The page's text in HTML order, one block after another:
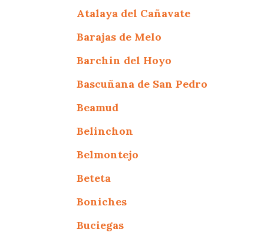
Atalaya del Cañavate
Barajas de Melo
Barchin del Hoyo
Bascuñana de San Pedro
Beamud
Belinchon
Belmontejo
Beteta
Boniches
Buciegas